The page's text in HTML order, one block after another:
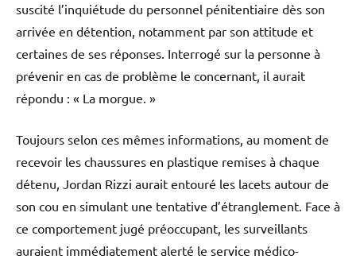
suscité l’inquiétude du personnel pénitentiaire dès son
arrivée en détention, notamment par son attitude et
certaines de ses réponses. Interrogé sur la personne à
prévenir en cas de problème le concernant, il aurait
répondu : « La morgue. »
Toujours selon ces mêmes informations, au moment de
recevoir les chaussures en plastique remises à chaque
détenu, Jordan Rizzi aurait entouré les lacets autour de
son cou en simulant une tentative d’étranglement. Face à
ce comportement jugé préoccupant, les surveillants
auraient immédiatement alerté le service médico-